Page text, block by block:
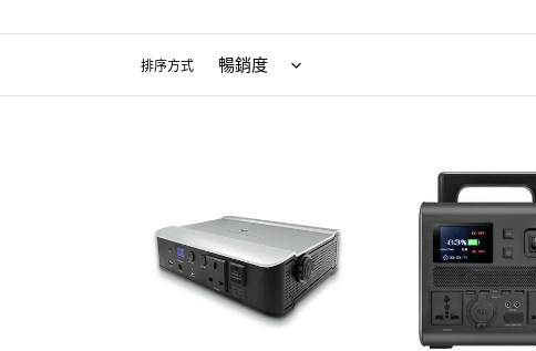
排序方式
2the
Max
EG8700
87,000mAh
VJ200
520,000mAh